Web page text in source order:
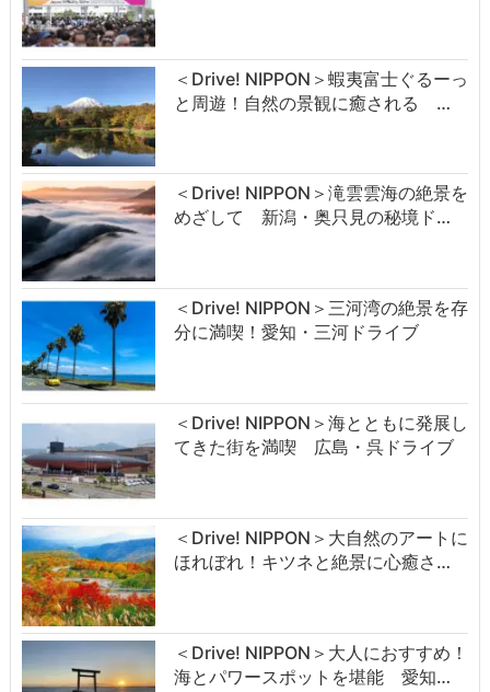
＜Drive! NIPPON＞蝦夷富士ぐるーっ
と周遊！自然の景観に癒される …
＜Drive! NIPPON＞滝雲雲海の絶景を
めざして 新潟・奥只見の秘境ド…
＜Drive! NIPPON＞三河湾の絶景を存
分に満喫！愛知・三河ドライブ
＜Drive! NIPPON＞海とともに発展し
てきた街を満喫 広島・呉ドライブ
＜Drive! NIPPON＞大自然のアートに
ほれぼれ！キツネと絶景に心癒さ…
＜Drive! NIPPON＞大人におすすめ！
海とパワースポットを堪能 愛知…